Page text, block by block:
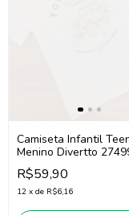
Camiseta Infantil
Menino Divertto
White)
R$59,90
12 x de R$6,16